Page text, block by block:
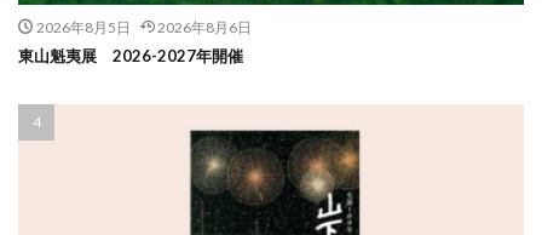
2026年8月5日 2026年8月6日
東山魁夷展 2026-2027年開催